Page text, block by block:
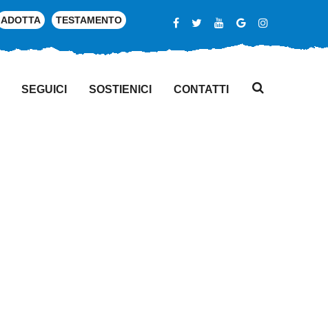
ADOTTA TESTAMENTO
SEGUICI SOSTIENICI CONTATTI